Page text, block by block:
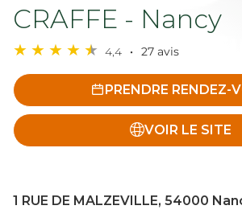
CRAFFE - Nancy
4,4 27 avis
PRENDRE RENDEZ-
VOIR LE SITE
1 RUE DE MALZEVILLE, 54000